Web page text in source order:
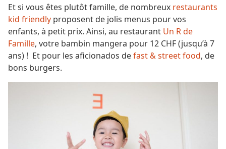
Et si vous êtes plutôt famille, de nombreux restaurants
kid friendly proposent de jolis menus pour vos
enfants, à petit prix. Ainsi, au restaurant Un R de
Famille, votre bambin mangera pour 12 CHF (jusqu’à 7
ans) ! Et pour les aficionados defast & street food, de
bons burgers.